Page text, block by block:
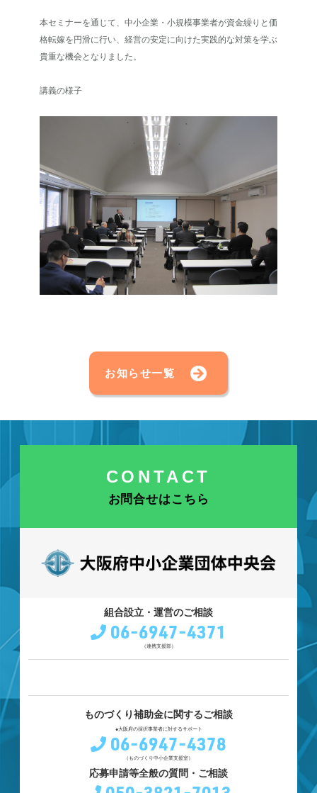
本セミナーを通じて、中小企業・小規模事業者が資金繰りと価
格転嫁を円滑に行い、経営の安定に向けた実践的な対策を学ぶ
貴重な機会となりました。
講義の様子
お知らせ一覧
CONTACT
お問合せはこちら
組合設立・運営のご相談
06-6947-4371
（連携支援部）
ものづくり補助金に関するご相談
●大阪府の採択事業者に対するサポート
06-6947-4378
（ものづくり中小企業支援室）
応募申請等全般の質問・ご相談